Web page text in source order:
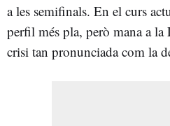
a les semifinals. En el curs
perfil més pla, però mana a
crisi tan pronunciada com la